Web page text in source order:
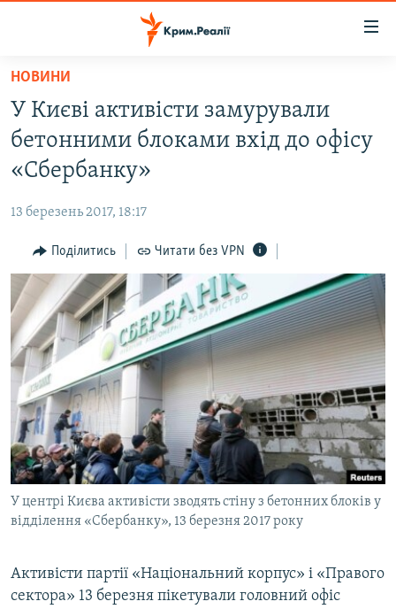
Перейти
основного
матеріалу
Перейти
до
основної
навігації
Перейти
до
пошуку
ВОДА.КРИМ
ВІДЕО ТА ФОТО
БЛОГИ
ПОГЛЯД
ІНТЕРВ'Ю
ВСЕ ЗА ДЕНЬ
СПЕЦПРОЕКТИ
ДЕПОРТАЦІЯ
ВІДЕОУРОКИ «ELIFBE»
СВІДЧЕННЯ ОКУПАЦІЇ
УКРАЇНСЬКА ПРОБЛЕМА КРИМУ
ІНФОГРАФІКА
ЯК ОБІЙТИ БЛОКУВАННЯ
Русский
Qırımtatar
ДОЛУЧАЙСЯ!
Усі сайти RFE/RL
НОВИНИ
У Києві активісти замурували
бетонними блоками вхід до офісу
«Сбербанку»
13 березень 2017, 18:17
Поділитись Читати без VPN
У центрі Києва активісти зводять стіну з бетонних блоків у
відділення «Сбербанку», 13 березня 2017 року
Активісти партії «Національний корпус» і «Правого
сектора» 13 березня пікетували головний офіс